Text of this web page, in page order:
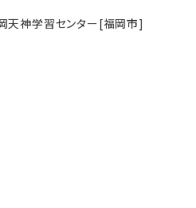
天神学習センター[福岡市]